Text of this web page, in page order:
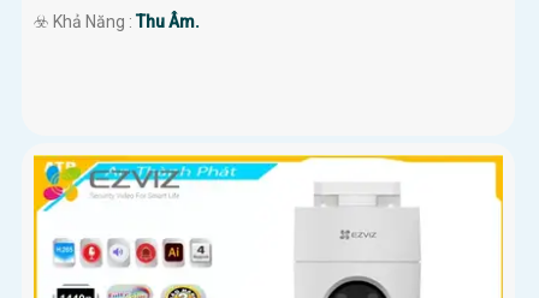
️☣️ Khả Năng :Thu Âm.